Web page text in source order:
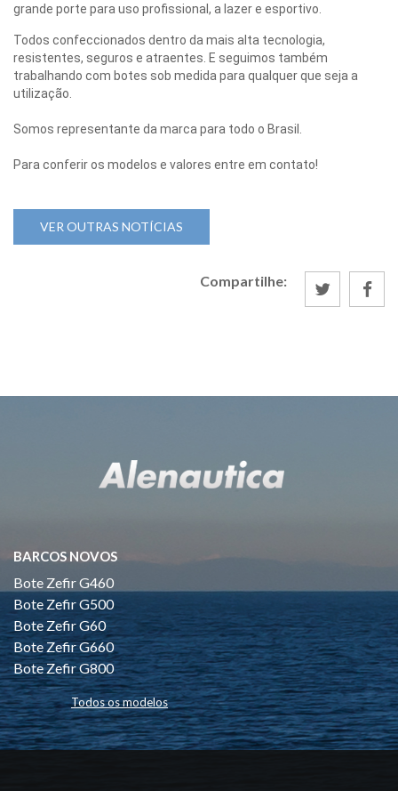
grande porte para uso profissional, a lazer e esportivo.
Todos confeccionados dentro da mais alta tecnologia,
resistentes, seguros e atraentes. E seguimos também
trabalhando com botes sob medida para qualquer que seja a
utilização.
Somos representante da marca para todo o Brasil.
Para conferir os modelos e valores entre em contato!
VER OUTRAS NOTÍCIAS
Compartilhe:
BARCOS NOVOS
Bote Zefir G460
Bote Zefir G500
Bote Zefir G60
Bote Zefir G660
Bote Zefir G800
Todos os modelos